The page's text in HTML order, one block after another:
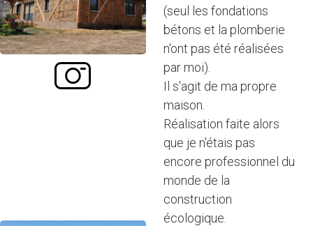
(seul les fondations
bétons et la plomberie
n'ont pas été réalisées
par moi).
Il s'agit de ma propre
maison.
Réalisation faite alors
que je n'étais pas
encore professionnel du
monde de la
construction
écologique.